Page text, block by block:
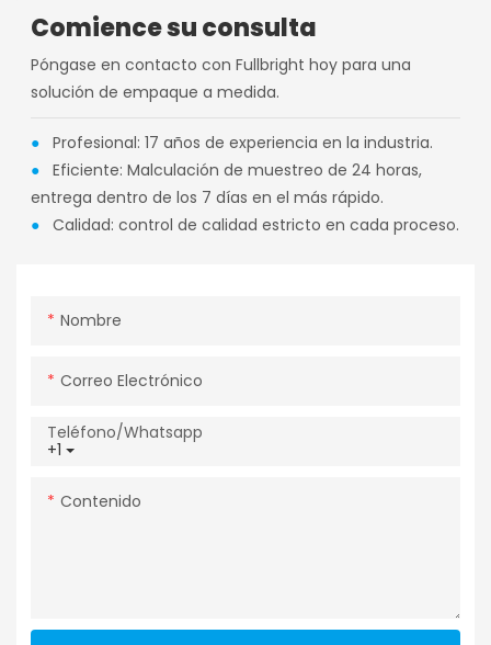
Comience su consulta
Póngase en contacto con Fullbright hoy para una
solución de empaque a medida.
● Profesional: 17 años de experiencia en la industria.
● Eficiente: Malculación de muestreo de 24 horas,
entrega dentro de los 7 días en el más rápido.
● Calidad: control de calidad estricto en cada proceso.
Nombre
Correo Electrónico
+1
Teléfono/whatsapp
Contenido